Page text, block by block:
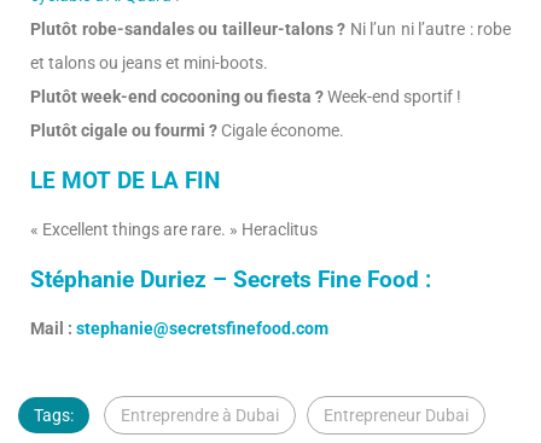
Plutôt robe-sandales ou tailleur-talons ? Ni l’un ni l’autre : robe
et talons ou jeans et mini-boots.
Plutôt week-end cocooning ou fiesta ?Week-end sportif !
Plutôt cigale ou fourmi ? Cigale économe.
LE MOT DE LA FIN
« Excellent things are rare. » Heraclitus
Stéphanie Duriez – Secrets Fine Food :
Mail : stephanie@secretsfinefood.com
Tags: Entreprendre à Dubai Entrepreneur Dubai